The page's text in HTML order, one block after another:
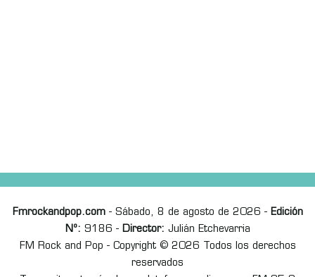
Fmrockandpop.com- Sábado, 8 de agosto de 2026 - Edición
Nº: 9186 - Director: Julián Etchevarria
FM Rock and Pop - Copyright © 2026 Todos los derechos
reservados